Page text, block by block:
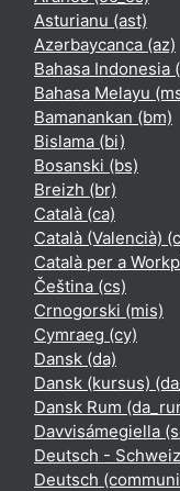
Asturianu ‎(ast)‎
Azərbaycanca ‎(az)‎
Bahasa Indonesia
Bahasa Melayu
Bamanankan ‎(bm)‎
Bislama ‎(bi)‎
Bosanski ‎(bs)‎
Breizh ‎(br)‎
Català ‎(ca)‎
Català (Valencià)
Català per a
Čeština ‎(cs)‎
Crnogorski ‎(mis)‎
Cymraeg ‎(cy)‎
Dansk ‎(da)‎
Dansk (kursus)
Dansk Rum
Davvisámegiella
Deutsch -
Deutsch